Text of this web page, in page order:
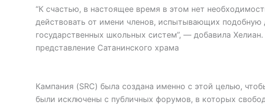
“К счастью, в настоящее время в этом нет
действовать от имени членов, испытывающих
государственных школьных систем”, — добавила Хелиан.
представление Сатанинского храма
Кампания (SRC) была создана именно с этой целью,
были исключены с публичных форумов, в которых